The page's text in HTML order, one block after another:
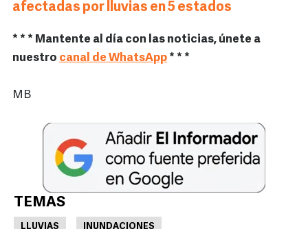
afectadas por lluvias en 5 estados
* * * Mantente al día con las noticias, únete a
nuestro canal de WhatsApp* * *
MB
TEMAS
LLUVIAS INUNDACIONES